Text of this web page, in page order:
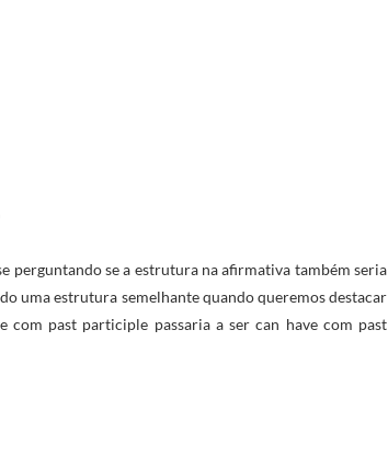
perguntando se a estrutura na afirmativa também seria
uma estrutura semelhante quando queremos destacar
com past participle passaria a ser can have com past